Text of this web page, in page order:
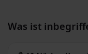
Was ist